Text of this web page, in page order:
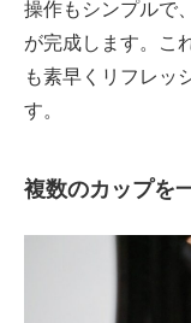
操作もシンプルで
が完成します。こ
も素早くリフレッ
す。
複数のカップを